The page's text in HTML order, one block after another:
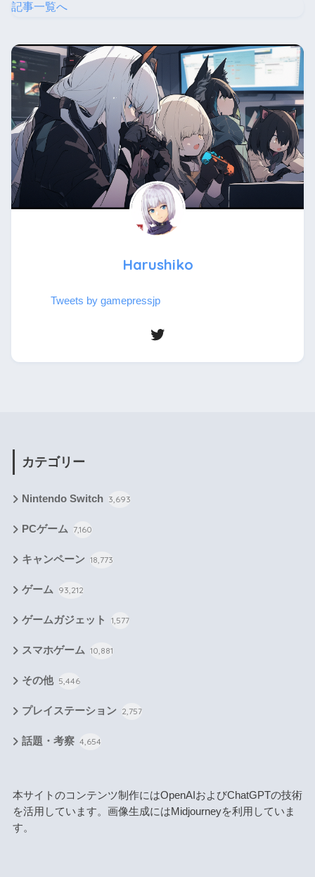
記事一覧へ
Harushiko
Tweets by gamepressjp
カテゴリー
Nintendo Switch 3,693
PCゲーム 7,160
キャンペーン 18,773
ゲーム 93,212
ゲームガジェット 1,577
スマホゲーム 10,881
その他 5,446
プレイステーション 2,757
話題・考察 4,654
本サイトのコンテンツ制作にはOpenAIおよびChatGPTの技術
を活用しています。画像生成にはMidjourneyを利用していま
す。